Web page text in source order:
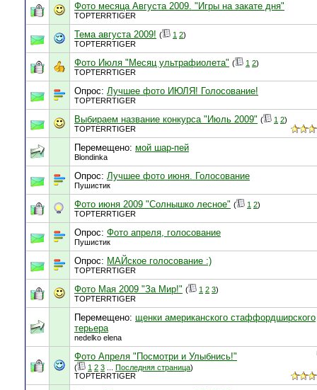
Фото месяца Августа 2009. "Игры на закате дня"
TOPTERRTIGER
Тема августа 2009! ( 1 2)
TOPTERRTIGER
Фото Июля "Месяц ультрафиолета" ( 1 2)
TOPTERRTIGER
Опрос: Лучшее фото ИЮЛЯ! Голосование!
TOPTERRTIGER
Выбираем название конкурса "Июль 2009" ( 1 2)
TOPTERRTIGER
Перемещено: мой шар-пей
Blondinka
Опрос: Лучшее фото июня. Голосование
Пушистик
Фото июня 2009 "Солнышко лесное" ( 1 2)
TOPTERRTIGER
Опрос: Фото апреля, голосование
Пушистик
Опрос: МАЙское голосование :)
TOPTERRTIGER
Фото Мая 2009 "За Мир!" ( 1 2 3)
TOPTERRTIGER
Перемещено: щенки американского стаффордширского
терьера
nedelko elena
Фото Апреля "Посмотри и Улыбнись!"
( 1 2 3 Последняя страница)
TOPTERRTIGER